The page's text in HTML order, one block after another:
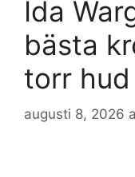
Ida
bästa
torr hud
augusti 8, 2026